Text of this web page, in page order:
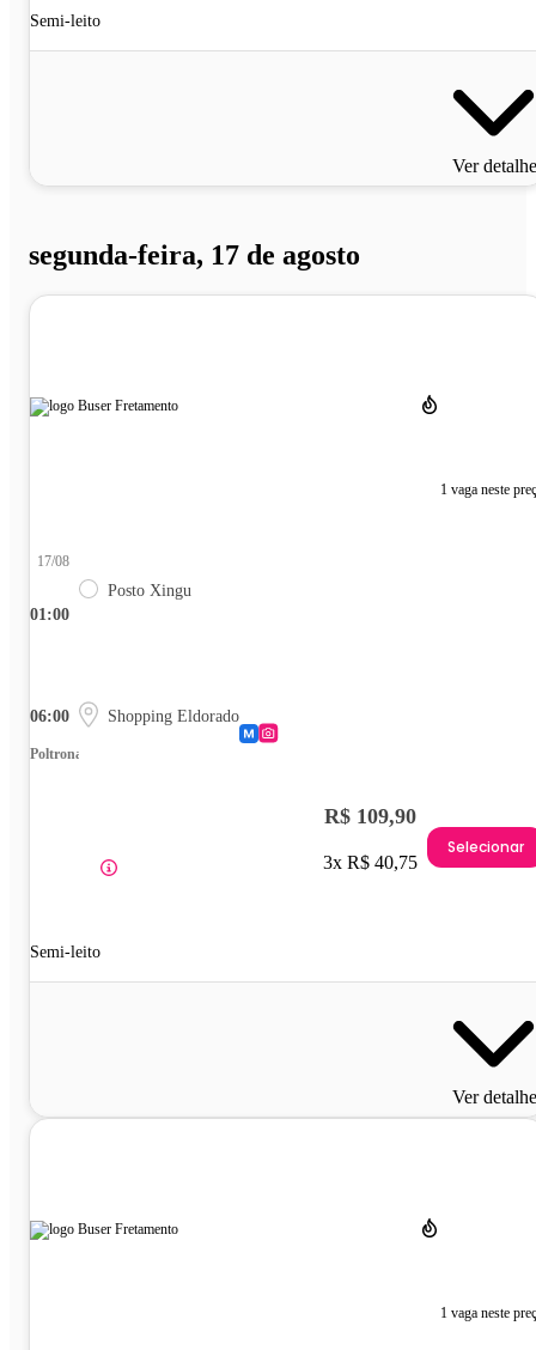
Semi-leito
Ver
segunda-feira, 17 de agosto
1 vaga neste
01:00
17/08
Posto Xingu
06:00 Shopping Eldorado
Poltrona
Semi-leito
R$ 109,90
3x R$ 40,75
Selecionar
Ver
1 vaga neste